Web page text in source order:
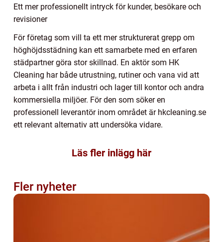
Ett mer professionellt intryck för kunder, besökare och
revisioner
För företag som vill ta ett mer strukturerat grepp om
höghöjdsstädning kan ett samarbete med en erfaren
städpartner göra stor skillnad. En aktör som HK
Cleaning har både utrustning, rutiner och vana vid att
arbeta i allt från industri och lager till kontor och andra
kommersiella miljöer. För den som söker en
professionell leverantör inom området är hkcleaning.se
ett relevant alternativ att undersöka vidare.
Läs fler inlägg här
Fler nyheter